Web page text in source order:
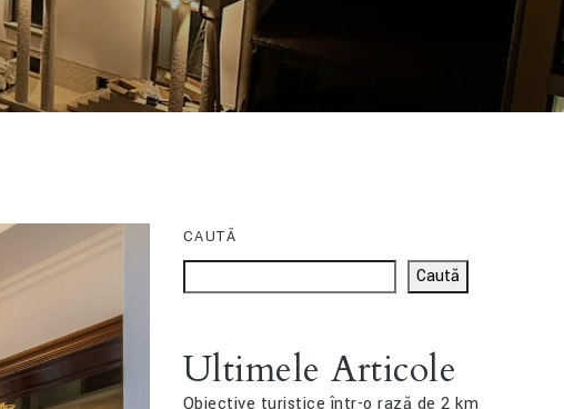
CAUTĂ
Caută
Ultimele Articole
Obiective turistice într-o rază de 2 km